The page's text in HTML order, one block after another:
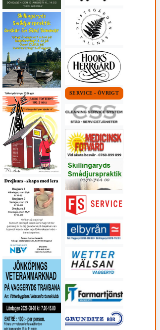
SERVICE - ÖVRIGT